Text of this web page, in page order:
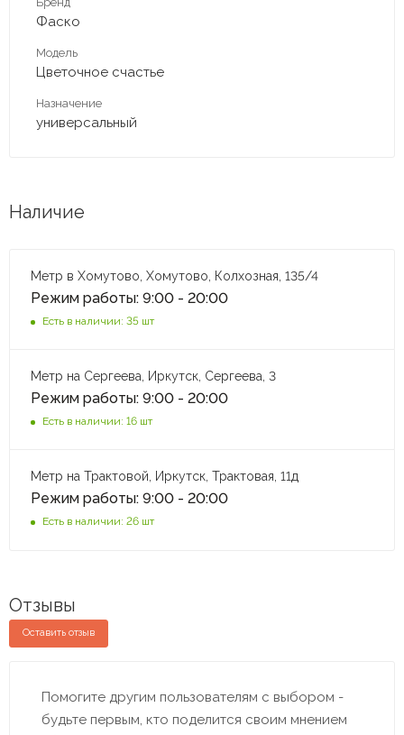
Фаско
Модель
Цветочное счастье
Назначение
универсальный
Наличие
Метр в Хомутово, Хомутово, Колхозная, 135/4
Режим работы: 9:00 - 20:00
Есть в наличии: 35 шт
Метр на Сергеева, Иркутск, Сергеева, 3
Режим работы: 9:00 - 20:00
Есть в наличии: 16 шт
Метр на Трактовой, Иркутск, Трактовая, 11д
Режим работы: 9:00 - 20:00
Есть в наличии: 26 шт
Отзывы
Оставить отзыв
Помогите другим пользователям с выбором -
будьте первым, кто поделится своим мнением